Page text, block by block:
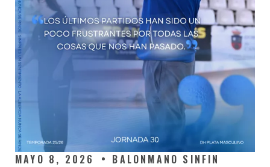
MAYO 8, 2026 BALONMANO SINFIN